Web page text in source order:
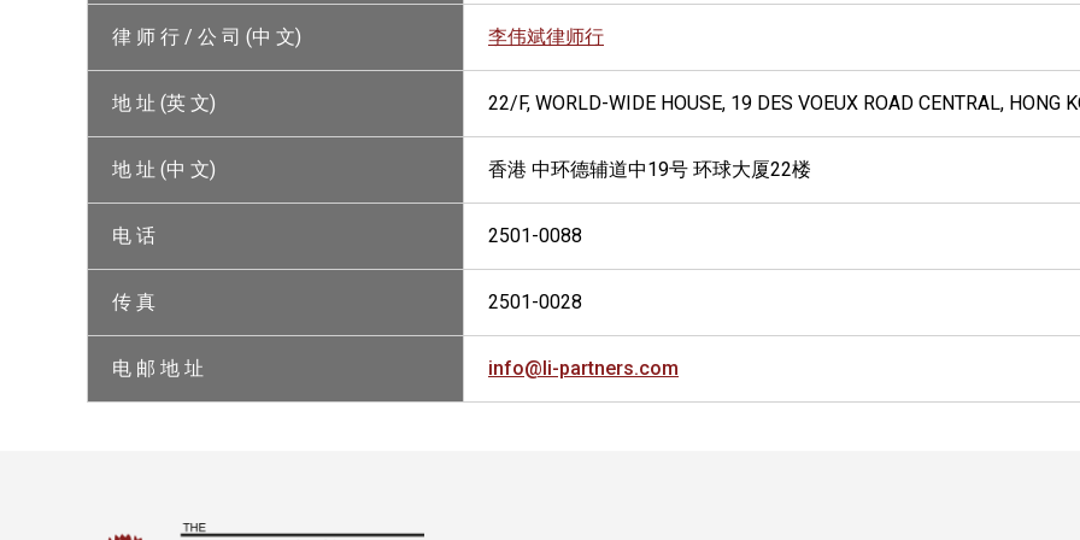
律 师 行 / 公 司 (中 文) 李伟斌律师行
地 址 (英 文) 22/F, WORLD-WIDE HOUSE, 19 DES VOEUX ROAD CENTRAL, HONG
地 址 (中 文) 香港 中环德辅道中19号 环球大厦22楼
电 话 2501-0088
传 真 2501-0028
电 邮 地 址 info@li-partners.com